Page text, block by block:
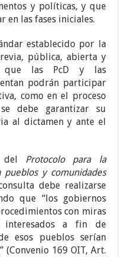
y políticas, y que
en las fases iniciales.
establecido por la
pública, abierta y
que las PcD y las
podrán participar
como en el proceso
debe garantizar su
al dictamen y ante el
del Protocolo para la
pueblos y comunidades
debe realizarse
que “los gobiernos
con miras
a fin de
esos pueblos serían
(Convenio 169 OIT, Art.